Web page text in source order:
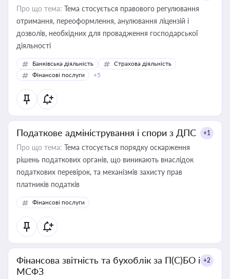
Про що тема: Тема стосується правового регулювання
отримання, переоформлення, анулювання ліцензій і
дозволів, необхідних для провадження господарської
діяльності
Банківська діяльність
Страхова діяльність
Фінансові послуги
+5
Податкове адміністрування і спори з ДПС +1
Про що тема: Тема стосується порядку оскарження
рішень податкових органів, що виникають внаслідок
податкових перевірок, та механізмів захисту прав
платників податків
Фінансові послуги
Фінансова звітність та бухоблік за П(С)БО і
МСФЗ
+2